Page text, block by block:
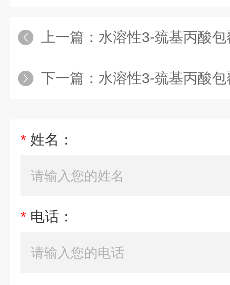
上一篇： 水溶性3-巯基丙酸包覆InP/
下一篇： 水溶性3-巯基丙酸包覆InP/
* 姓名：
* 电话：